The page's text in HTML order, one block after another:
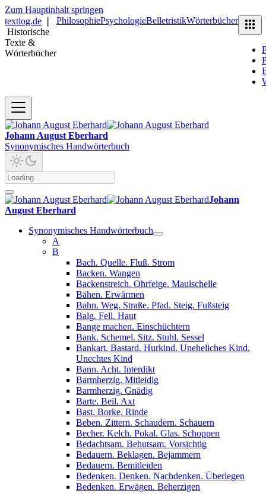
Zum Hauptinhalt springen
textlog.de
Historische
Texte &
Wörterbücher
PhilosophiePsychologieBelletristikWörterbücher
Johann August Eberhard
Synonymisches Handwörterbuch
Johann
August Eberhard
Synonymisches Handwörterbuch
A
B
Bach. Quelle. Fluß. Strom
Backen. Wangen
Backenstreich. Ohrfeige. Maulschelle
Bähen. Erwärmen
Bahn. Weg. Straße. Pfad. Steig. Fußsteig
Balg. Fell. Haut
Bange machen. Einschüchtern
Bank. Schemel. Sitz. Stuhl. Sessel
Bankart. Bastard. Hurkind. Uneheliches Kind.
Unechtes Kind
Bann. Acht. Interdikt
Barmherzig. Mitleidig
Barmherzig. Gnädig
Barte. Beil. Axt
Bast. Borke. Rinde
Beben. Zittern. Schaudern. Schauern
Becher. Kelch. Pokal. Glas. Schoppen
Bedachtsam. Behutsam. Vorsichtig
Bedauern. Beklagen. Bejammern
Bedauern. Bemitleiden
Bedenken. Denken. Nachdenken. Überlegen
Bedenken. Erwägen. Beherzigen